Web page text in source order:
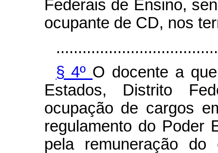
Federais de Ensino,
ocupante de CD, nos
§ 4º O docente a
Estados, Distrito
ocupação de cargos
regulamento do Poder
pela remuneração